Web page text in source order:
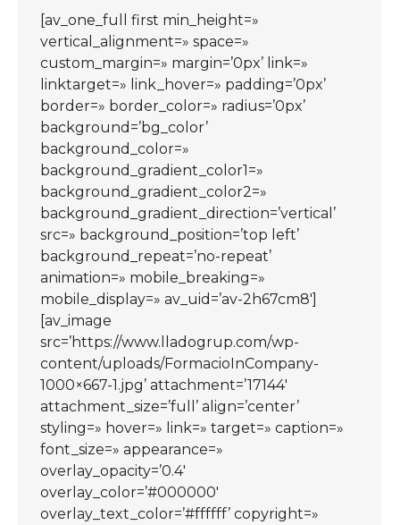
[av_one_full first min_height=»
vertical_alignment=» space=»
custom_margin=» margin=’0px’ link=»
linktarget=» link_hover=» padding=’0px’
border=» border_color=» radius=’0px’
background=’bg_color’
background_color=»
background_gradient_color1=»
background_gradient_color2=»
background_gradient_direction=’vertical’
src=» background_position=’top left’
background_repeat=’no-repeat’
animation=» mobile_breaking=»
mobile_display=» av_uid=’av-2h67cm8′]
[av_image
src=’https://www.lladogrup.com/wp-
content/uploads/FormacioInCompany-
1000×667-1.jpg’ attachment=’17144′
attachment_size=’full’ align=’center’
styling=» hover=» link=» target=» caption=»
font_size=» appearance=»
overlay_opacity=’0.4′
overlay_color=’#000000′
overlay_text_color=’#ffffff’ copyright=»